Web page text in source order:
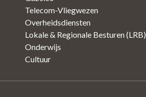
Telecom-Vliegwezen
Overheidsdiensten
Lokale & Regionale Besturen (LRB)
Onderwijs
Cultuur